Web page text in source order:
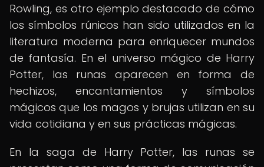
Rowling, es otro ejemplo destacado de cómo
los símbolos rúnicos han sido utilizados en la
literatura moderna para enriquecer mundos
de fantasía. En el universo mágico de Harry
Potter, las runas aparecen en forma de
hechizos, encantamientos y símbolos
mágicos que los magos y brujas utilizan en su
vida cotidiana y en sus prácticas mágicas.
En la saga de Harry Potter, las runas se